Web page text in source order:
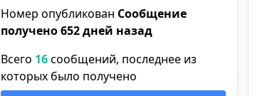
Номер опубликован Сообщение
получено 652 дней назад
Всего 16сообщений, последнее из
которых было получено